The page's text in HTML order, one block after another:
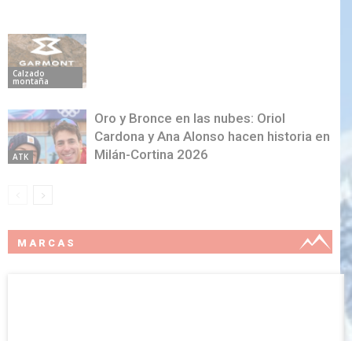
Calzado
montaña
ATK
Oro y Bronce en las nubes: Oriol
Cardona y Ana Alonso hacen historia en
Milán-Cortina 2026
MARCAS